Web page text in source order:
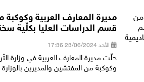
مديرة المعارف العربية
قسم الدراسات العليا بكلّية
الأحد 23/06/2024 17:36
حلّت مديرة المعارف العربية في وزارة
وكوكبة من المفتشين والمديرين